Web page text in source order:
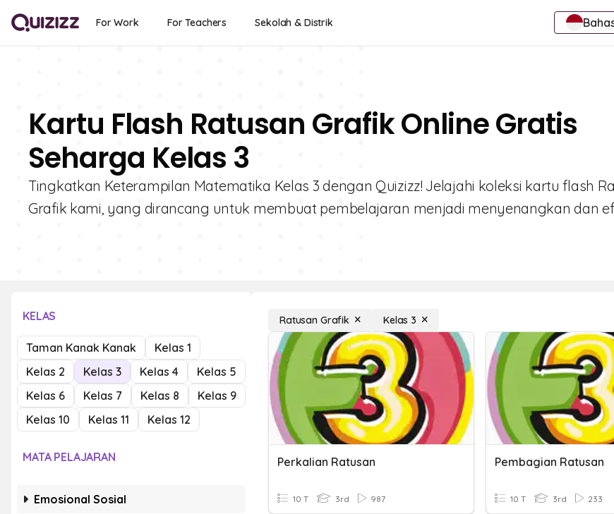
For Work For Teachers Sekolah & Distrik
Kartu Flash Ratusan Grafik Online Gratis
Seharga Kelas 3
Tingkatkan Keterampilan Matematika Kelas 3 dengan Quizizz! Jelajahi koleksi kartu flash
Grafik kami, yang dirancang untuk membuat pembelajaran menjadi menyenangkan dan
KELAS
Taman Kanak Kanak
Kelas 1
Kelas 2
Kelas 3 Kelas 4
Kelas 5
Kelas 6
Kelas 7 Kelas 8
Kelas 9
Kelas 10
Kelas 11 Kelas 12
MATA PELAJARAN
Emosional Sosial
Ratusan Grafik Kelas 3
Perkalian Ratusan
10 T 3rd 987
Pembagian Ratusan
10 T 3rd 233